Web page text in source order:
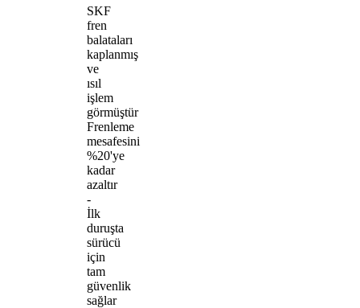
SKF
fren
balataları
kaplanmış
ve
ısıl
işlem
görmüştür
Frenleme
mesafesini
%20'ye
kadar
azaltır
-
İlk
duruşta
sürücü
için
tam
güvenlik
sağlar